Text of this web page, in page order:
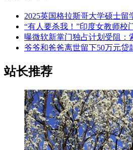
2025英国格拉斯哥大学硕士留
“有人要杀我！”印度女教师校
曝微软新掌门独占计划受阻：
爷爷和爸爸离世留下50万元贷
站长推荐